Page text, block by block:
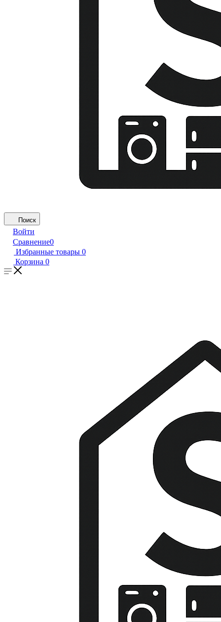
Поиск
Войти
Сравнение0
Избранные товары 0
Корзина 0